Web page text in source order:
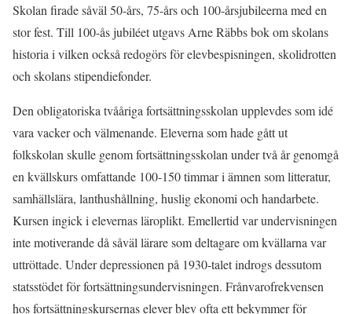
Skolan firade såväl 50-års, 75-års och 100-årsjubileerna med en
stor fest. Till 100-ås jubiléet utgavs Arne Räbbs bok om skolans
historia i vilken också redogörs för elevbespisningen, skolidrotten
och skolans stipendiefonder.
Den obligatoriska tvååriga fortsättningsskolan upplevdes som idé
vara vacker och välmenande. Eleverna som hade gått ut
folkskolan skulle genom fortsättningsskolan under två år genomgå
en kvällskurs omfattande 100-150 timmar i ämnen som litteratur,
samhällslära, lanthushållning, huslig ekonomi och handarbete.
Kursen ingick i elevernas läroplikt. Emellertid var undervisningen
inte motiverande då såväl lärare som deltagare om kvällarna var
uttröttade. Under depressionen på 1930-talet indrogs dessutom
statsstödet för fortsättningsundervisningen. Frånvarofrekvensen
hos fortsättningskursernas elever blev ofta ett bekymmer för